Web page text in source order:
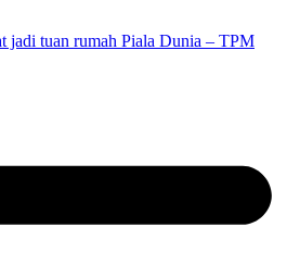
jadi tuan rumah Piala Dunia – TPM